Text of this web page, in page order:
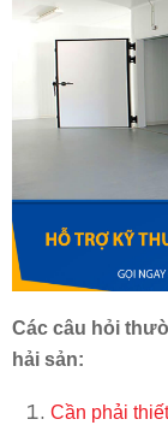
Các câu hỏi
hải sản:
Cần phải